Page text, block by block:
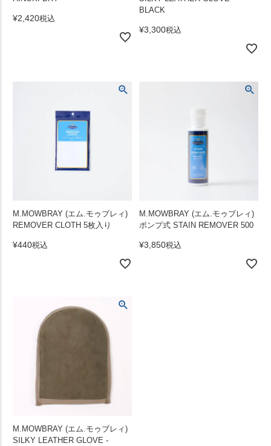
¥2,420税込
BLACK
¥3,300税込
M.MOWBRAY (エム.モゥブレィ)
REMOVER CLOTH 5枚入り
¥440税込
M.MOWBRAY (エム.モゥブレィ)
ポンプ式 STAIN REMOVER 500
¥3,850税込
M.MOWBRAY (エム.モゥブレィ)
SILKY LEATHER GLOVE -